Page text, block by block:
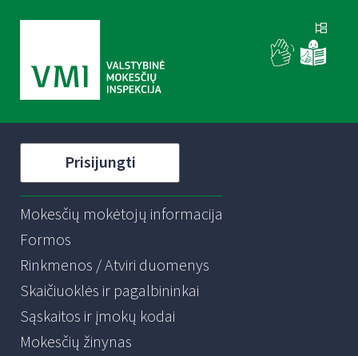
Prisijungti
Mokesčių mokėtojų informacija
Formos
Rinkmenos / Atviri duomenys
Skaičiuoklės ir pagalbininkai
Sąskaitos ir įmokų kodai
Mokesčių žinynas